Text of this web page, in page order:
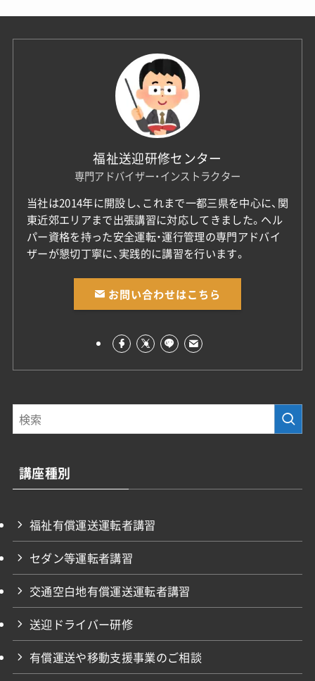
福祉送迎研修センター
専門アドバイザー・インストラクター
当社は2014年に開設し、これまで一都三県を中心に、関
東近郊エリアまで出張講習に対応してきました。ヘル
パー資格を持った安全運転・運行管理の専門アドバイ
ザーが懇切丁寧に、実践的に講習を行います。
お問い合わせはこちら
講座種別
福祉有償運送運転者講習
セダン等運転者講習
交通空白地有償運送運転者講習
送迎ドライバー研修
有償運送や移動支援事業のご相談